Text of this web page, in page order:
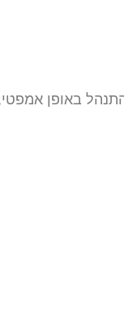
באופן אמפטי,